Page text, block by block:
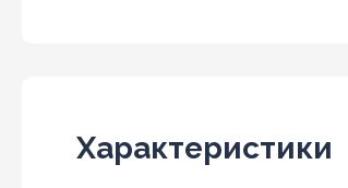
Характеристики